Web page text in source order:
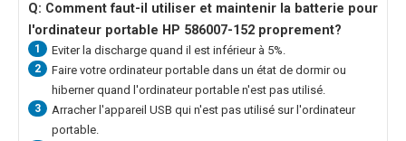
Q: Comment faut-il utiliser et maintenir la batterie pour
l'ordinateur portable HP 586007-152 proprement?
1 Eviter la discharge quand il est inférieur à 5%.
2
Faire votre ordinateur portable dans un état de dormir ou
hiberner quand l'ordinateur portable n'est pas utilisé.
3
Arracher l'appareil USB qui n'est pas utilisé sur l'ordinateur
portable.